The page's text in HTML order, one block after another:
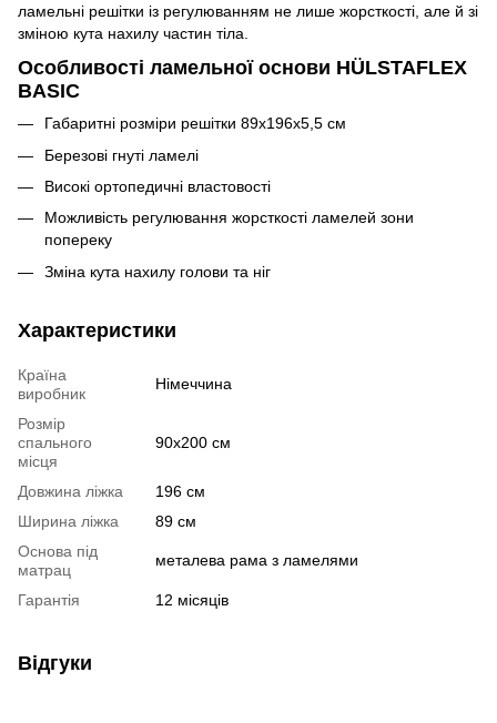
ламельні решітки із регулюванням не лише жорсткості, але й зі
зміною кута нахилу частин тіла.
Особливості ламельної основи HÜLSTAFLEX
BASIC
Габаритні розміри решітки 89х196х5,5 см
Березові гнуті ламелі
Високі ортопедичні властовості
Можливість регулювання жорсткості ламелей зони
попереку
Зміна кута нахилу голови та ніг
Характеристики
Країна
виробник
Німеччина
Розмір
спального
місця
90х200 см
Довжина ліжка
196 см
Ширина ліжка
89 см
Основа під
матрац
металева рама з ламелями
Гарантія 12 місяців
Відгуки